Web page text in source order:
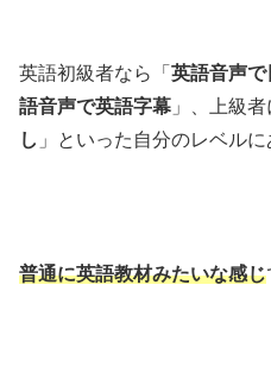
英語初級者なら「 英語音声
語音声で英語字幕 」、上級
し 」といった自分のレベル
普通に英語教材みたいな感じ